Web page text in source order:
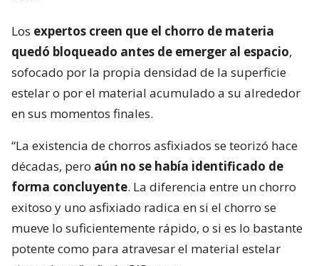
Los expertos creen que el chorro de materia
quedó bloqueado antes de emerger al espacio,
sofocado por la propia densidad de la superficie
estelar o por el material acumulado a su alrededor
en sus momentos finales.
“La existencia de chorros asfixiados se teorizó hace
décadas, pero aún no se había identificado de
forma concluyente. La diferencia entre un chorro
exitoso y uno asfixiado radica en si el chorro se
mueve lo suficientemente rápido, o si es lo bastante
potente como para atravesar el material estelar